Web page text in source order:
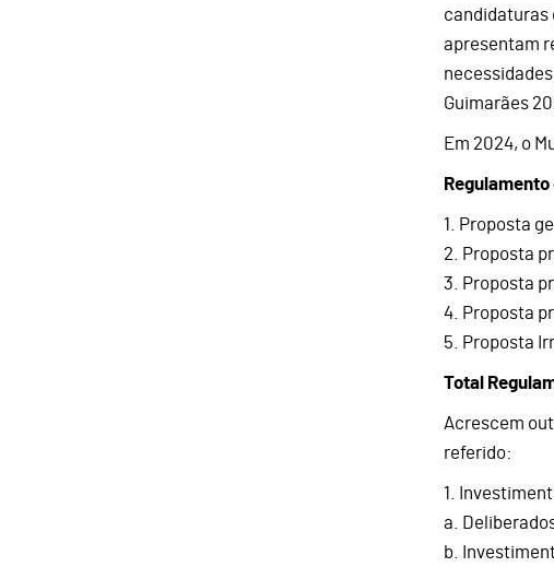
candidaturas
apresentam
Guimarães
Em 2024, o
1. Proposta
2. Proposta
3. Proposta
4. Proposta
5. Proposta
Total
Acrescem
referido:
1.
a.
b.